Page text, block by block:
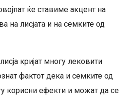
ќе ставиме акцент на
на лисјата и на семките од
кријат многу лековити
фактот дека и семките од
корисни ефекти и можат да се